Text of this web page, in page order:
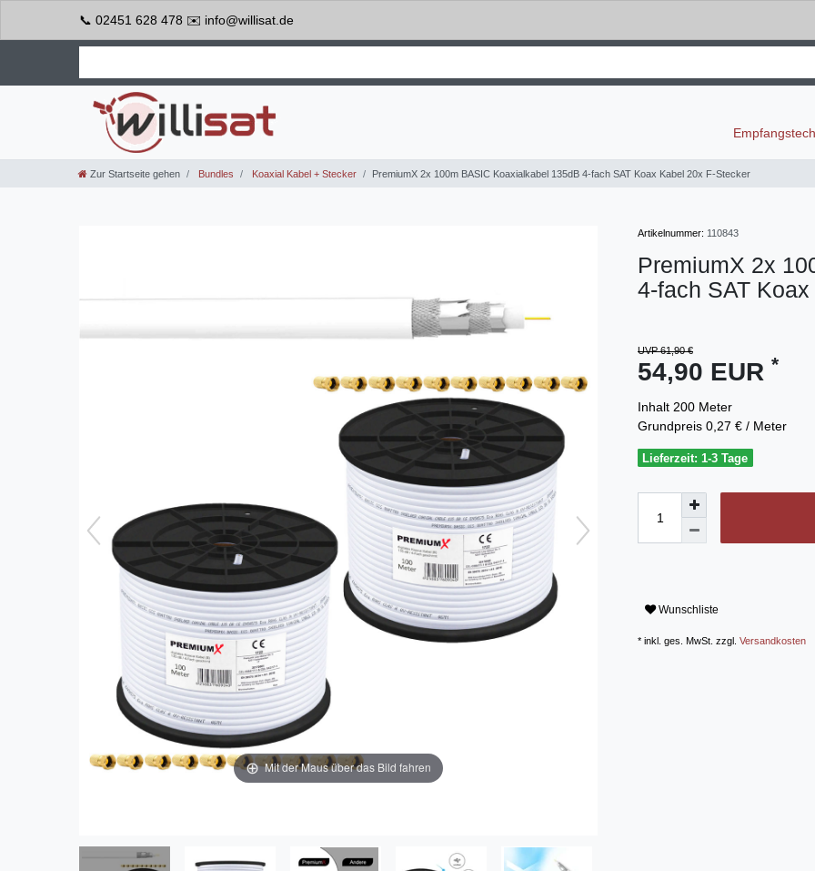
📞 02451 628 478 ✉️ info@willisat.de
Zur Startseite gehen Bundles Koaxial Kabel + Stecker PremiumX 2x 100m BASIC Koaxialkabel 135dB 4-fach SAT Koax Kabel 20x F-Stecker
Mit der Maus über das Bild fahren
Artikelnummer: 110843
PremiumX 2x
4-fach SAT
UVP 61,90 €
54,90 EUR *
Inhalt 200 Meter
Grundpreis 0,27 € / Meter
Lieferzeit: 1-3 Tage
Wunschliste
* inkl. ges. MwSt. zzgl. Versandkosten